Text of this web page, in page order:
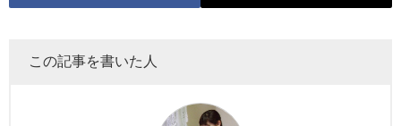
この記事を書いた人